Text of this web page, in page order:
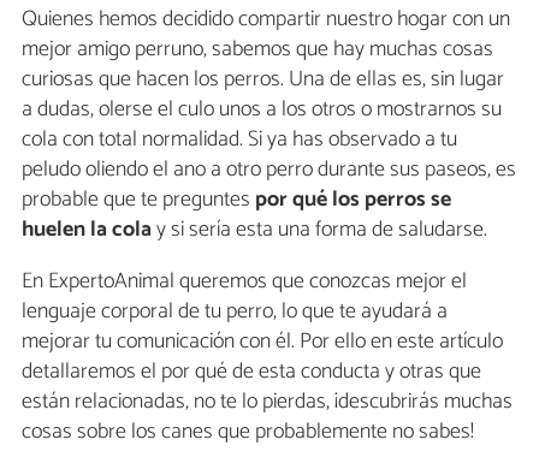
Quienes hemos decidido compartir nuestro hogar con un
mejor amigo perruno, sabemos que hay muchas cosas
curiosas que hacen los perros. Una de ellas es, sin lugar
a dudas, olerse el culo unos a los otros o mostrarnos su
cola con total normalidad. Si ya has observado a tu
peludo oliendo el ano a otro perro durante sus paseos, es
probable que te preguntes por qué los perros se
huelen la colay si sería esta una forma de saludarse.
En ExpertoAnimal queremos que conozcas mejor el
lenguaje corporal de tu perro, lo que te ayudará a
mejorar tu comunicación con él. Por ello en este artículo
detallaremos el por qué de esta conducta y otras que
están relacionadas, no te lo pierdas, ¡descubrirás muchas
cosas sobre los canes que probablemente no sabes!